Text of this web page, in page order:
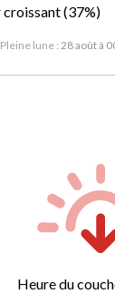
croissant (37%)
lune :28 août à
Heure duc